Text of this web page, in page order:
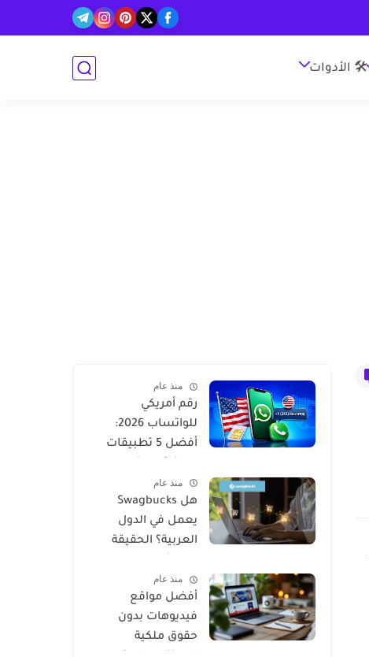
🛠 الأدوات
منذ عام
رقم أمريكي
للواتساب 2026:
أفضل 5 تطبيقات
التفعيل
منذ عام
هل Swagbucks
يعمل في الدول
العربية؟ الحقيقة
منذ عام
أفضل مواقع
فيديوهات بدون
حقوق ملكية